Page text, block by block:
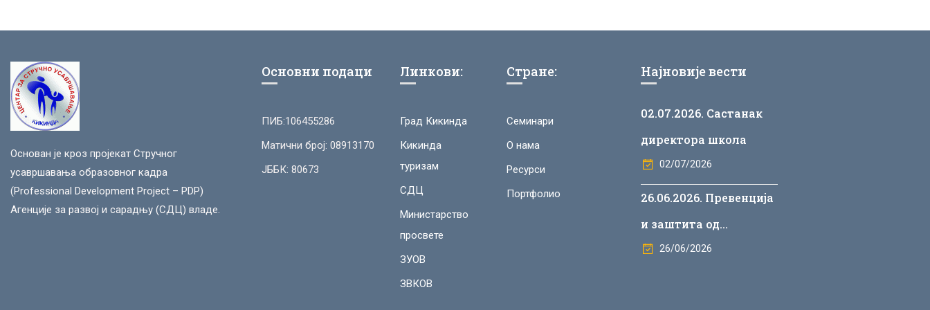
Основан је кроз пројекат Стручног
усавршавања образовног кадра
(Professional Development Project – PDP)
Агенције за развој и сарадњу (СДЦ) владе.
Основни подаци
ПИБ:106455286
Матични број: 08913170
ЈББК: 80673
Линкови:
Град Кикинда
Кикинда
туризам
СДЦ
Министарство
просвете
ЗУОВ
ЗВКОВ
Стране:
Семинари
О нама
Ресурси
Портфолио
Најновије вести
02.07.2026. Састанак
директора школа
02/07/2026
26.06.2026. Превенција
и заштита од
дискриминације у
26/06/2026